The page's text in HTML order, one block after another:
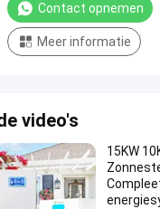
Contact opnemen
Meer informatie
video's
15KW